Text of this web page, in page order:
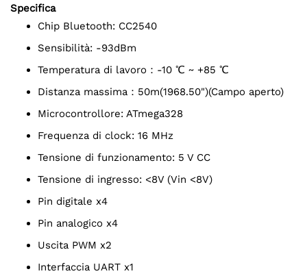
Specifica
Chip Bluetooth: CC2540
Sensibilità: -93dBm
Temperatura di lavoro：-10 ℃ ~ +85 ℃
Distanza massima：50m(1968.50")(Campo aperto)
Microcontrollore: ATmega328
Frequenza di clock: 16 MHz
Tensione di funzionamento: 5 V CC
Tensione di ingresso: <8V (Vin <8V)
Pin digitale x4
Pin analogico x4
Uscita PWM x2
Interfaccia UART x1